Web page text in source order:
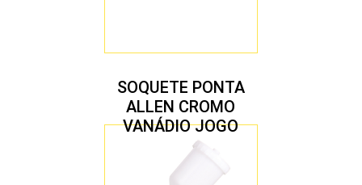
SOQUETE PONTA
ALLEN CROMO
VANÁDIO JOGO
COM 10 PEÇAS